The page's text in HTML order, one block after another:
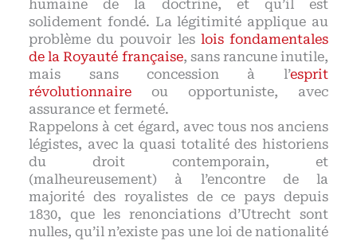
humaine de la doctrine, et qu’il est
solidement fondé. La légitimité applique au
problème du pouvoir les lois fondamentales
de la Royauté française, sans rancune inutile,
mais sans concession à l’esprit
révolutionnaire ou opportuniste, avec
assurance et fermeté.
Rappelons à cet égard, avec tous nos anciens
légistes, avec la quasi totalité des historiens
du droit contemporain, et
(malheureusement) à l’encontre de la
majorité des royalistes de ce pays depuis
1830, que les renonciations d’Utrecht sont
nulles, qu’il n’existe pas une loi de nationalité